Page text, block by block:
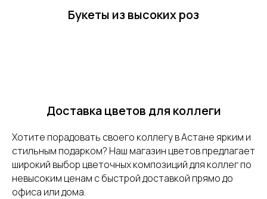
Букеты из высоких роз
Доставка цветов для коллеги
Хотите порадовать своего коллегу в Астане ярким и
стильным подарком? Наш магазин цветов предлагает
широкий выбор цветочных композиций для коллег по
невысоким ценам с быстрой доставкой прямо до
офиса или дома.